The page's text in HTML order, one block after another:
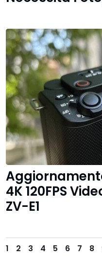
4K 120FPS
ZV-E1
1 2 3 4 5 6 7 8